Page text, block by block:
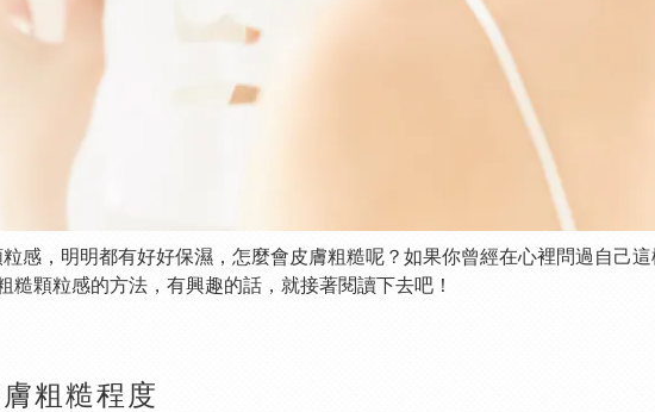
感，明明都有好好保濕，怎麼會皮膚粗糙呢？如果你曾經在心裡問過自己
顆粒感的方法，有興趣的話，就接著閱讀下去吧！
粗糙程度